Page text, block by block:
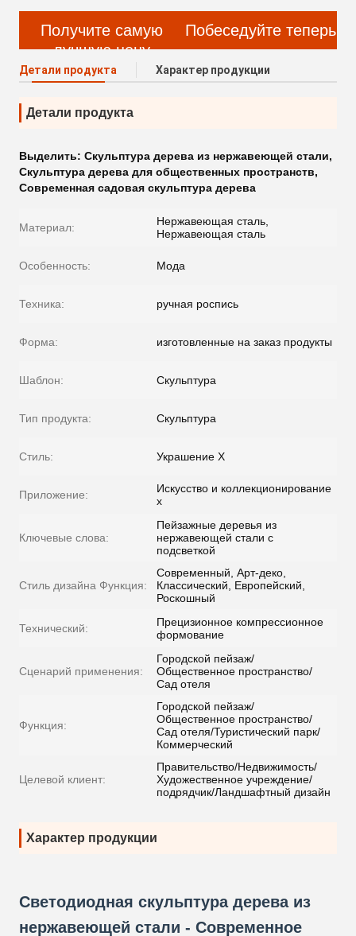
Получите самую
лучшую цену
Побеседуйте теперь
Детали продукта Характер продукции
Детали продукта
Выделить: Скульптура дерева из нержавеющей стали,
Скульптура дерева для общественных пространств,
Современная садовая скульптура дерева
Материал:
Нержавеющая сталь,
Нержавеющая сталь
Особенность: Мода
Техника: ручная роспись
Форма: изготовленные на заказ продукты
Шаблон: Скульптура
Тип продукта: Скульптура
Стиль: Украшение Х
Приложение:
Искусство и коллекционирование
х
Ключевые слова:
Пейзажные деревья из
нержавеющей стали с
подсветкой
Стиль дизайна Функция:
Современный, Арт-деко,
Классический, Европейский,
Роскошный
Технический:
Прецизионное компрессионное
формование
Сценарий применения:
Городской пейзаж/
Общественное пространство/
Сад отеля
Функция:
Городской пейзаж/
Общественное пространство/
Сад отеля/Туристический парк/
Коммерческий
Целевой клиент:
Правительство/Недвижимость/
Художественное учреждение/
подрядчик/Ландшафтный дизайн
Характер продукции
Светодиодная скульптура дерева из
нержавеющей стали - Современное